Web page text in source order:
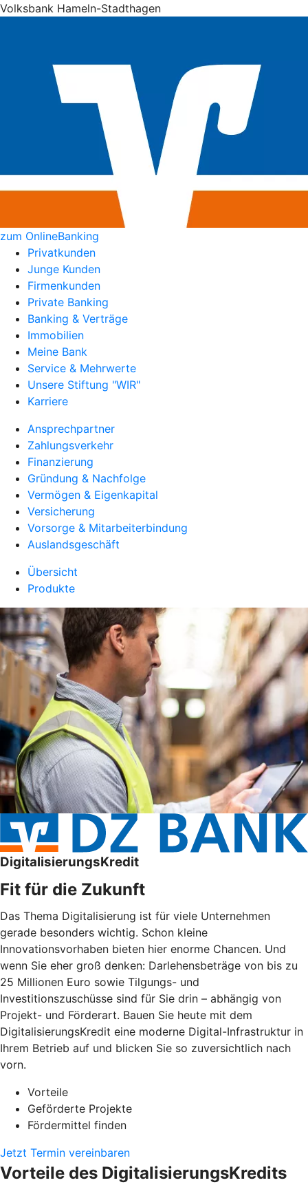
Volksbank Hameln-Stadthagen
zum OnlineBanking
Privatkunden
Junge Kunden
Firmenkunden
Private Banking
Banking & Verträge
Immobilien
Meine Bank
Service & Mehrwerte
Unsere Stiftung "WIR"
Karriere
Ansprechpartner
Zahlungsverkehr
Finanzierung
Gründung & Nachfolge
Vermögen & Eigenkapital
Versicherung
Vorsorge & Mitarbeiterbindung
Auslandsgeschäft
Übersicht
Produkte
DigitalisierungsKredit
Fit für die Zukunft
Das Thema Digitalisierung ist für viele Unternehmen
gerade besonders wichtig. Schon kleine
Innovationsvorhaben bieten hier enorme Chancen. Und
wenn Sie eher groß denken: Darlehensbeträge von bis zu
25 Millionen Euro sowie Tilgungs- und
Investitionszuschüsse sind für Sie drin – abhängig von
Projekt- und Förderart. Bauen Sie heute mit dem
DigitalisierungsKredit eine moderne Digital-Infrastruktur in
Ihrem Betrieb auf und blicken Sie so zuversichtlich nach
vorn.
Vorteile
Geförderte Projekte
Fördermittel finden
Jetzt Termin vereinbaren
Vorteile des DigitalisierungsKredits